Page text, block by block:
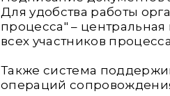
Для удобства работы
процесса" –
всех участников
Также система
операций